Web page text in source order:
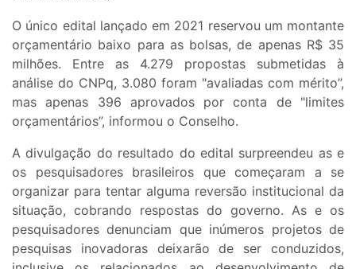
O único edital lançado em 2021 reservou um montante
orçamentário baixo para as bolsas, de apenas R$ 35
milhões. Entre as 4.279 propostas submetidas à
análise do CNPq, 3.080 foram "avaliadas com mérito”,
mas apenas 396 aprovados por conta de "limites
orçamentários”, informou o Conselho.
A divulgação do resultado do edital surpreendeu as e
os pesquisadores brasileiros que começaram a se
organizar para tentar alguma reversão institucional da
situação, cobrando respostas do governo. As e os
pesquisadores denunciam que inúmeros projetos de
pesquisas inovadoras deixarão de ser conduzidos,